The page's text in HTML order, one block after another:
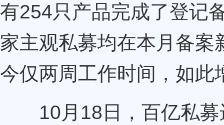
有254只产品完成了登记
家主观私募均在本月备
今仅两周工作时间，如此
10月18日，百亿私募